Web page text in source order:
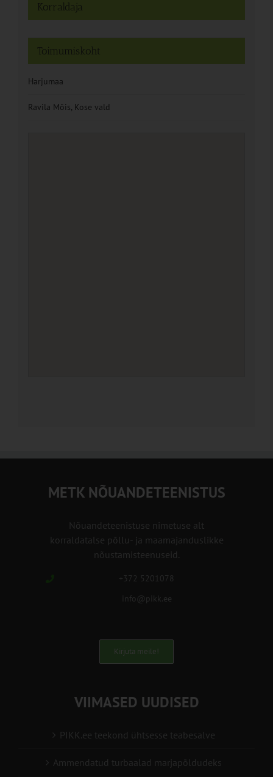
Toimumiskoht
Harjumaa
Ravila Mõis, Kose vald
Korraldaja
METK NÕUANDETEENISTUS
Nõuandeteenistuse nimetuse alt
korraldatalse põllu- ja maamajanduslikke
nõustamisteenuseid.
+372 5201078
info@pikk.ee
Kirjuta meile!
VIIMASED UUDISED
PIKK.ee teekond ühtsesse teabesalve
Ammendatud turbaalad marjapõldudeks